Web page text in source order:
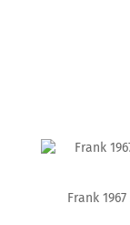
Frank